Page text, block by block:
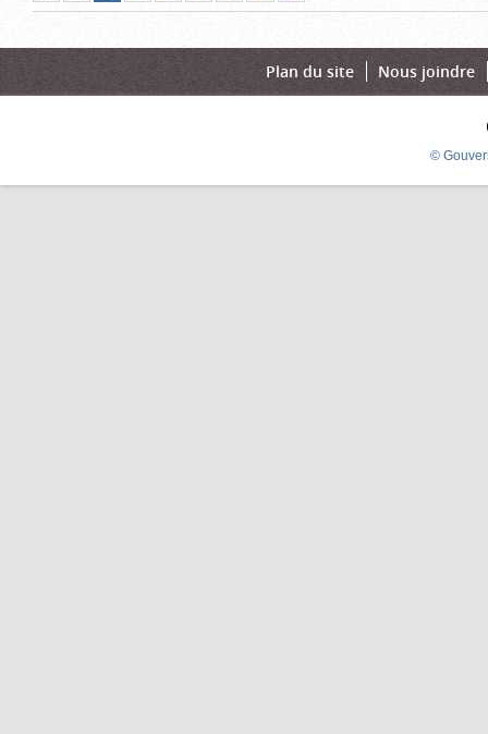
pageprécédente
actuelle)
suivante
page
Plan du site Nous joindre
©